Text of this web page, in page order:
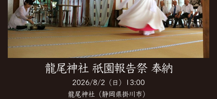
龍尾神社 祇園報告祭 奉納
2026/8/2（日）13:00
龍尾神社（静岡県掛川市）